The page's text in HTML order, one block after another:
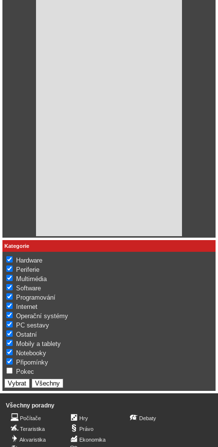
Kategorie
Hardware
Periferie
Multimédia
Software
Programování
Internet
Operační systémy
PC sestavy
Ostatní
Mobily a tablety
Notebooky
Připomínky
Pokec
Všechny poradny
Počítače
Teraristika
Akvaristika
Hry
Právo
Ekonomika
Debaty